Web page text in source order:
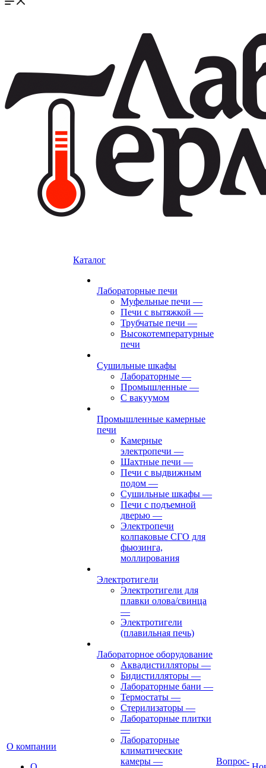
О компании
Каталог
Лабораторные печи
Муфельные печи —
Печи с вытяжкой —
Трубчатые печи —
Высокотемпературные
печи
Сушильные шкафы
Лабораторные —
Промышленные —
С вакуумом
Промышленные камерные
печи
Камерные
электропечи —
Шахтные печи —
Печи с выдвижным
подом —
Сушильные шкафы —
Печи с подъемной
дверью —
Электропечи
колпаковые СГО для
фьюзинга,
моллирования
Электротигели
Электротигели для
плавки олова/свинца
—
Электротигели
(плавильная печь)
Лабораторное оборудование
Аквадистилляторы —
Бидистилляторы —
Лабораторные бани —
Термостаты —
Стерилизаторы —
Лабораторные плитки
—
Лабораторные
климатические
камеры —
Вопрос-